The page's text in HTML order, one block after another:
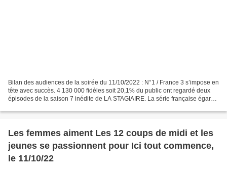
Bilan des audiences de la soirée du 11/10/2022 : N°1 / France 3 s’impose en
tête avec succès. 4 130 000 fidèles soit 20,1% du public ont regardé deux
épisodes de la saison 7 inédite de LA STAGIAIRE. La série française égare
Les femmes aiment Les 12 coups de midi et les
jeunes se passionnent pour Ici tout commence,
le 11/10/22